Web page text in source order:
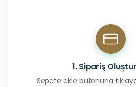
1. Sipariş
Sepete ekle butonuna